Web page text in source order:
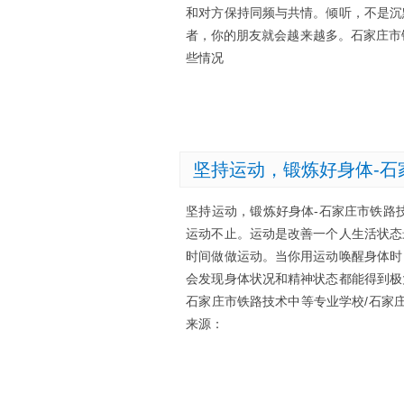
和对方保持同频与共情。倾听，不是
者，你的朋友就会越来越多。石家庄
些情况
坚持运动，锻炼好身体-
坚持运动，锻炼好身体-石家庄市铁
运动不止。运动是改善一个人生活状
时间做做运动。当你用运动唤醒身体
会发现身体状况和精神状态都能得到
石家庄市铁路技术中等专业学校/石家
来源：